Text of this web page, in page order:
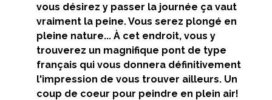
vous désirez y passer la journée ça vaut
vraiment la peine. Vous serez plongé en
pleine nature... À cet endroit, vous y
trouverez un magnifique pont de type
français qui vous donnera définitivement
l'impression de vous trouver ailleurs. Un
coup de coeur pour peindre en plein air!